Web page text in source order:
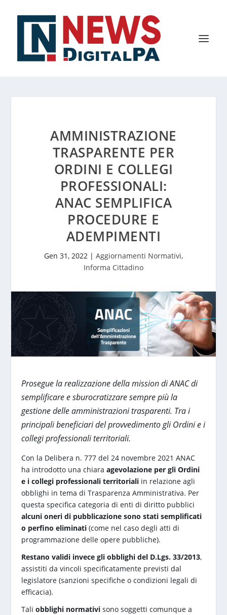
AMMINISTRAZIONE
TRASPARENTE PER
ORDINI E COLLEGI
PROFESSIONALI:
ANAC SEMPLIFICA
PROCEDURE E
ADEMPIMENTI
Gen 31, 2022 | Aggiornamenti Normativi,
Informa Cittadino
Prosegue la realizzazione della mission di ANAC di
semplificare e sburocratizzare sempre più la
gestione delle amministrazioni trasparenti. Tra i
principali beneficiari del provvedimento gli Ordini e i
collegi professionali territoriali.
Con la Delibera n. 777 del 24 novembre 2021 ANAC
ha introdotto una chiaraagevolazione per gli Ordini
e i collegi professionali territoriali in relazione agli
obblighi in tema di Trasparenza Amministrativa. Per
questa specifica categoria di enti di diritto pubblici
alcuni oneri di pubblicazione sono stati semplificati
o perfino eliminati (come nel caso degli atti di
programmazione delle opere pubbliche).
Restano validi invece gli obblighi del D.Lgs. 33/2013,
assistiti da vincoli specificatamente previsti dal
legislatore (sanzioni specifiche o condizioni legali di
efficacia).
Taliobblighi normativi sono soggetti comunque a